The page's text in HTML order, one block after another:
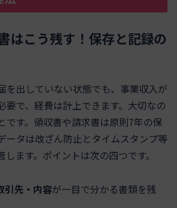
はこう残す！保存と記録の
を出していない状態でも、事業収入が
要で、経費は計上できます。大切なの
です。領収書や請求書は原則7年の保
ータは改ざん防止とタイムスタンプ等
ます。ポイントは次の四つです。
引先・内容が一目で分かる書類を残